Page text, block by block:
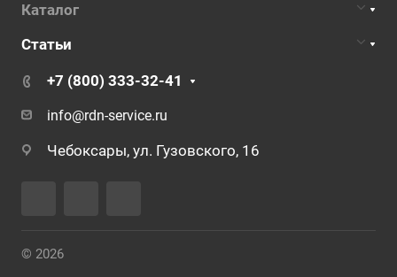
Каталог
Статьи
+7 (800) 333-32-41
info@rdn-service.ru
Чебоксары, ул. Гузовского, 16
© 2026